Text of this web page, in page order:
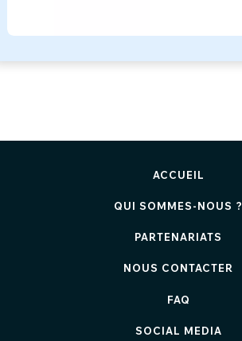
ACCUEIL
QUI SOMMES-NOUS ?
PARTENARIATS
NOUS CONTACTER
FAQ
SOCIAL MEDIA